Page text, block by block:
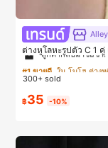
ต่างหูโลหะรูปตัว C 1
สไตล์ยุโรปและอเมริกั
สำหรับผู้หญิงและเด็กห
ปาร์ตี้ วันเกิด ของขวัญ
#1 ขายดี
ใน โบโฮ ต่างหู
ลูกค้ากลับมาซื้อซ้ำ!
ใน โบโฮ ต่าง
ลูกค้ากลับมาซื้อซ้ำ!
ใน โบโฮ ต่าง
ลูกค้ากลับมาซื้อซ้ำ!
#1 ขายดี
ใน โบโฮ ต่างหู
300+ sold
฿35 -10%